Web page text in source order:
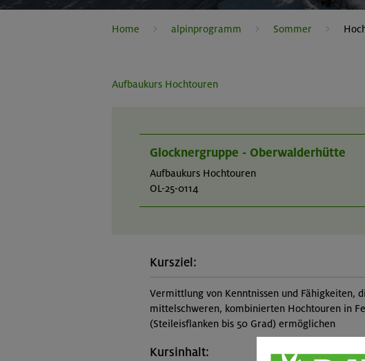
Home alpinprogramm Sommer
Aufbaukurs Hochtouren
Glocknergruppe - Oberwalderhütte
Aufbaukurs Hochtouren
OL-25-0114
Kursziel:
Vermittlung von Kenntnissen und Fähigkeiten,
mittelschweren, kombinierten Hochtouren in
(Steileisflanken bis 50 Grad) ermöglichen
Kursinhalt: